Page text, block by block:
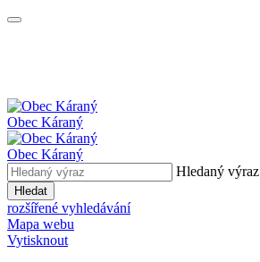
Obec Káraný
Obec Káraný
Hledaný výraz
Hledat
rozšířené vyhledávání
Mapa webu
Vytisknout